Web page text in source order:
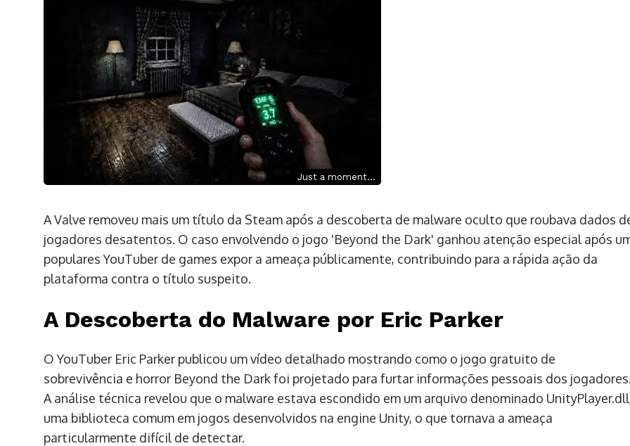
Just a moment...
A Valve removeu mais um título da Steam após a descoberta de malware oculto que roubava dados
jogadores desatentos. O caso envolvendo o jogo 'Beyond the Dark' ganhou atenção especial após
populares YouTuber de games expor a ameaça públicamente, contribuindo para a rápida ação da
plataforma contra o título suspeito.
A Descoberta do Malware por Eric Parker
O YouTuber Eric Parker publicou um vídeo detalhado mostrando como o jogo gratuito de
sobrevivência e horror Beyond the Dark foi projetado para furtar informações pessoais dos
A análise técnica revelou que o malware estava escondido em um arquivo denominado
uma biblioteca comum em jogos desenvolvidos na engine Unity, o que tornava a ameaça
particularmente difícil de detectar.